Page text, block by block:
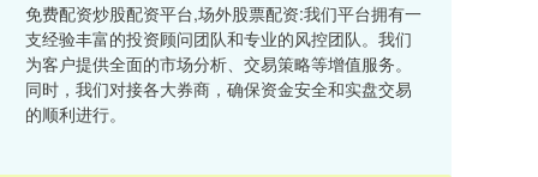
免费配资炒股配资平台,场外股票配资:我们平台拥有一
支经验丰富的投资顾问团队和专业的风控团队。我们
为客户提供全面的市场分析、交易策略等增值服务。
同时，我们对接各大券商，确保资金安全和实盘交易
的顺利进行。